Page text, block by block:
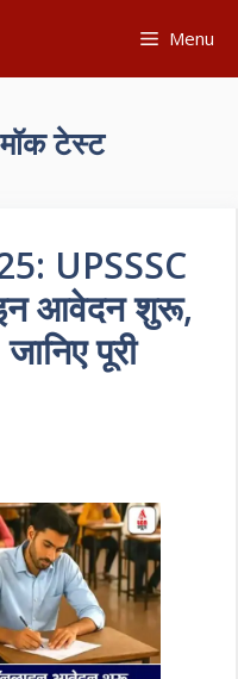
Menu
टेस्ट
UPSSSC
आवेदन शुरू,
पूरी